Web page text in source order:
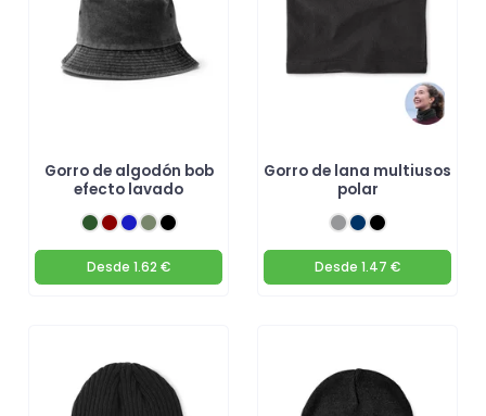
Gorro de algodón bob
efecto lavado
Desde 1.62 €
Gorro de lana multiusos
polar
Desde 1.47 €